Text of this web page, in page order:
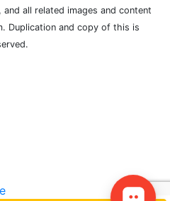
all related images and content
Duplication and copy of this is